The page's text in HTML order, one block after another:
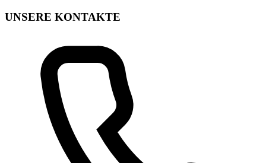
UNSERE KONTAKTE